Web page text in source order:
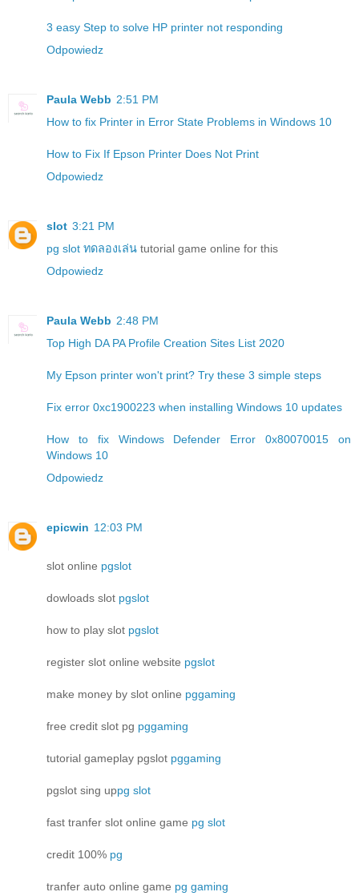
3 easy Step to solve HP printer not responding
Odpowiedz
Paula Webb 2:51 PM
How to fix Printer in Error State Problems in Windows 10
How to Fix If Epson Printer Does Not Print
Odpowiedz
slot 3:21 PM
pg slot ทดลองเล่น tutorial game online for this
Odpowiedz
Paula Webb 2:48 PM
Top High DA PA Profile Creation Sites List 2020
My Epson printer won't print? Try these 3 simple steps
Fix error 0xc1900223 when installing Windows 10 updates
How to fix Windows Defender Error 0x80070015 on
Windows 10
Odpowiedz
epicwin 12:03 PM
slot online pgslot
dowloads slot pgslot
how to play slot pgslot
register slot online website pgslot
make money by slot online pggaming
free credit slot pg pggaming
tutorial gameplay pgslot pggaming
pgslot sing uppg slot
fast tranfer slot online game pg slot
credit 100% pg
tranfer auto online game pg gaming